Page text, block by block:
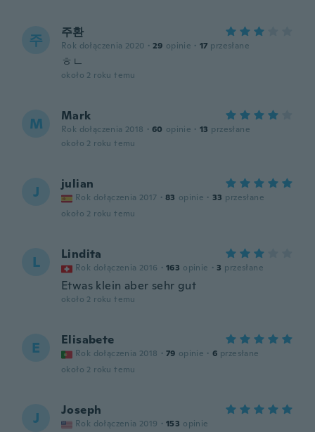
주 주환
Rok dołączenia 2020 · 29 opinie · 17 przesłane
ㅎㄴ
około 2 roku temu
M Mark
Rok dołączenia 2018 · 60 opinie · 13 przesłane
około 2 roku temu
J julian
Rok dołączenia 2017 · 83 opinie · 33 przesłane
około 2 roku temu
L Lindita
Rok dołączenia 2016 · 163 opinie · 3 przesłane
Etwas klein aber sehr gut
około 2 roku temu
E Elisabete
Rok dołączenia 2018 · 79 opinie · 6 przesłane
około 2 roku temu
J Joseph
Rok dołączenia 2019 · 153 opinie